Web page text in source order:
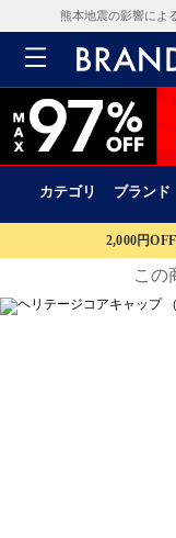
熊本地震の影響によ
カテゴリ ブランド
2,000円OFF
この